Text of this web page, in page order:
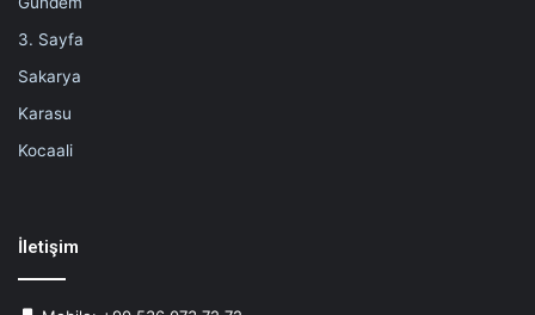
3. Sayfa
Sakarya
Karasu
Kocaali
İletişim